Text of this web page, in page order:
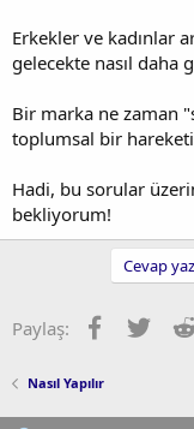
Erkekler ve kadınlar
gelecekte nasıl daha
Bir marka ne zaman
toplumsal bir
Hadi, bu sorular
bekliyorum!
Cevap
Paylaş: Facebook
Nasıl Yapılır